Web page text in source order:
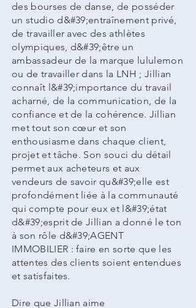
des bourses de danse, de posséder
un studio d&#39;entraînement privé,
de travailler avec des athlètes
olympiques, d&#39;être un
ambassadeur de la marque lululemon
ou de travailler dans la LNH ; Jillian
connaît l&#39;importance du travail
acharné, de la communication, de la
confiance et de la cohérence. Jillian
met tout son cœur et son
enthousiasme dans chaque client,
projet et tâche. Son souci du détail
permet aux acheteurs et aux
vendeurs de savoir qu&#39;elle est
profondément liée à la communauté
qui compte pour eux et l&#39;état
d&#39;esprit de Jillian a donné le ton
à son rôle d&#39;AGENT
IMMOBILIER : faire en sorte que les
attentes des clients soient entendues
et satisfaites.
Dire que Jillian aime